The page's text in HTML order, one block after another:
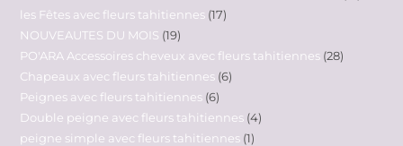
les Fêtes avec fleurs tahitiennes 17
NOUVEAUTES DU MOIS 19
PO'ARA Accessoires cheveux avec fleurs tahitiennes 28
Chapeaux avec fleurs tahitiennes 6
Peignes avec fleurs tahitiennes 6
Double peigne avec fleurs tahitiennes 4
peigne simple avec fleurs tahitiennes 1